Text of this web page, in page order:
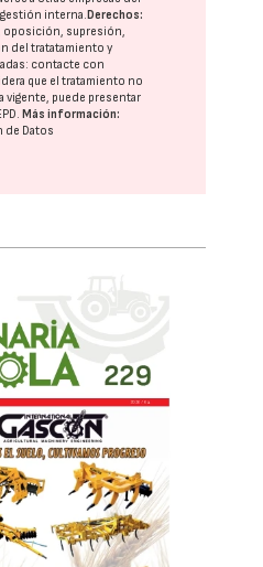
interna.Derechos:
oposición, supresión,
del tratatamiento y
contacte con
que el tratamiento no
vigente, puede presentar
.Más información:
de Datos